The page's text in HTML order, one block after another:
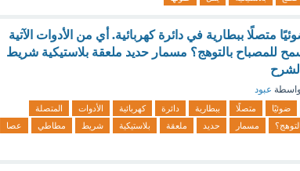
متصلًا ببطارية في دائرة كهربائية. أي من الأدوات الآتية
بالنقطتين 1 و 2 ستسمح للمصباح بالتوهج؟ مسمار حديد ملعقة بلاستيكية شريط
عبود
ضوئيًا متصلًا ببطارية دائرة كهربائية الأدوات
المتصلة
مسمار حديد ملعقة بلاستيكية شريط مطاطي
عصا